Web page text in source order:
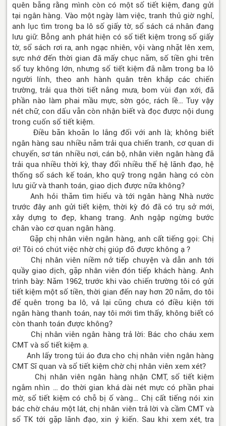
quên bẵng rằng mình còn có một sổ tiết kiệm, đang gửi
tại ngân hàng. Vào một ngày làm việc, tranh thủ giờ nghỉ,
anh lục tìm trong ba lô số giấy tờ, sổ sách cá nhân đang
lưu giữ. Bỗng anh phát hiện có sổ tiết kiệm trong số giấy
tờ, sổ sách rơi ra, anh ngạc nhiên, vội vàng nhặt lên xem,
sực nhớ đến thời gian đã mấy chục năm, số tiền ghi trên
sổ tuy không lớn, nhưng sổ tiết kiệm đã nằm trong ba lô
người lính, theo anh hành quân trên khắp các chiến
trường, trải qua thời tiết nắng mưa, bom vùi đạn xới, đã
phần nào làm phai mầu mực, sờn góc, rách lề… Tuy vậy
nét chữ, con dấu vẫn còn nhận biết và đọc được nội dung
trong cuốn sổ tiết kiệm.
Điều băn khoăn lo lắng đối với anh là; không biết
ngân hàng sau nhiều năm trải qua chiến tranh, cơ quan di
chuyển, sơ tán nhiều nơi, cán bộ, nhân viên ngân hàng đã
trải qua nhiều thời kỳ, thay đổi nhiều thế hệ lãnh đạo, hệ
thống sổ sách kế toán, kho quỹ trong ngân hàng có còn
lưu giữ và thanh toán, giao dịch được nữa không?
Anh hỏi thăm tìm hiểu và tới ngân hàng Nhà nước
trước đây anh gửi tiết kiệm, thời kỳ đó đã có trụ sở mới,
xây dựng to đẹp, khang trang. Anh ngập ngừng bước
chân vào cơ quan ngân hàng.
Gặp chị nhân viên ngân hàng, anh cất tiếng gọi: Chị
ơi! Tôi có chút việc nhờ chị giúp đỡ được không ạ ?
Chị nhân viên niềm nở tiếp chuyện và dẫn anh tới
quầy giao dịch, gặp nhân viên đón tiếp khách hàng. Anh
trình bày: Năm 1962, trước khi vào chiến trường tôi có gửi
tiết kiệm một số tiền, thời gian đến nay hơn 20 năm, do tôi
để quên trong ba lô, vả lại cũng chưa có điều kiện tới
ngân hàng thanh toán, nay tôi mới tìm thấy, không biết có
còn thanh toán được không?
Chị nhân viên ngân hàng trả lời: Bác cho cháu xem
CMT và sổ tiết kiệm ạ.
Anh lấy trong túi áo đưa cho chị nhân viên ngân hàng
CMT Sĩ quan và sổ tiết kiệm chờ chị nhân viên xem xét?
Chị nhân viên ngân hàng nhận CMT, sổ tiết kiệm
ngắm nhìn … do thời gian khá dài nét mực có phần phai
mờ, sổ tiết kiệm có chỗ bị ố vàng… Chị cất tiếng nói xin
bác chờ cháu một lát, chị nhân viên trả lời và cầm CMT và
sổ TK tới gặp lãnh đạo, xin ý kiến. Sau khi xem xét, tra